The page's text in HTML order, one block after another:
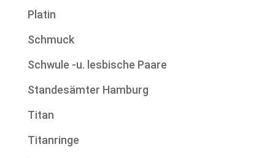
Platin
Schmuck
Schwule -u. lesbische Paare
Standesämter Hamburg
Titan
Titanringe